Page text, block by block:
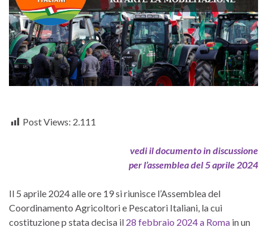
Post Views: 2.111
vedi il documento in discussione
per l’assemblea del 5 aprile 2024
Il 5 aprile 2024 alle ore 19 si riunisce l’Assemblea del
Coordinamento Agricoltori e Pescatori Italiani, la cui
costituzione p stata decisa il 28 febbraio 2024 a Roma in un